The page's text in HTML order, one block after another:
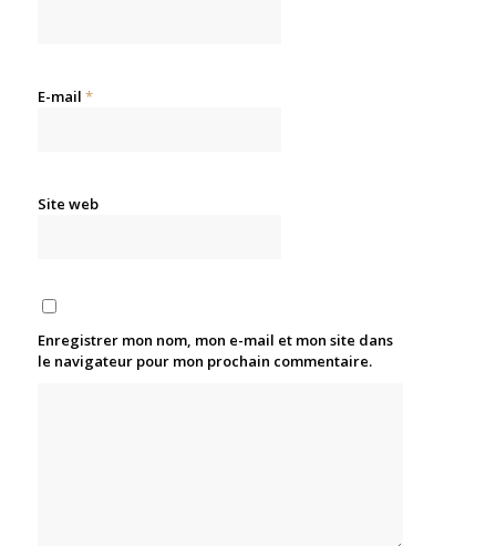
E-mail *
Site web
Enregistrer mon nom, mon e-mail et mon site dans
le navigateur pour mon prochain commentaire.